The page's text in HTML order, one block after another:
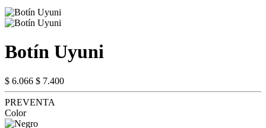
Botín Uyuni
$ 6.066 $ 7.400
PREVENTA
Color